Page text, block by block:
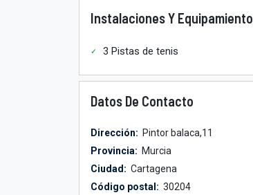
Instalaciones Y Equipamiento
3 Pistas de tenis
Datos De Contacto
Dirección: Pintor balaca,11
Provincia: Murcia
Ciudad: Cartagena
Código postal: 30204